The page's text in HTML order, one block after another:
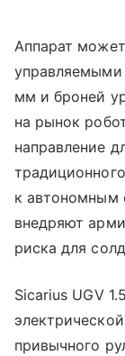
Аппарат
мм и броней
на рынок
направление
к автономным
внедряют
риска для
Sicarius UGV
привычного